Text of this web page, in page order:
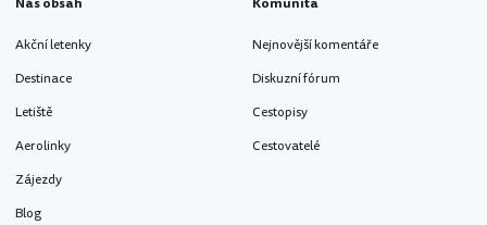
Náš obsah
Akční letenky
Destinace
Letiště
Aerolinky
Zájezdy
Blog
Komunita
Nejnovější komentáře
Diskuzní fórum
Cestopisy
Cestovatelé